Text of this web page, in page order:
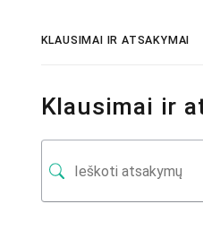
KLAUSIMAI IR ATSAKYMAI
Klausimai ir